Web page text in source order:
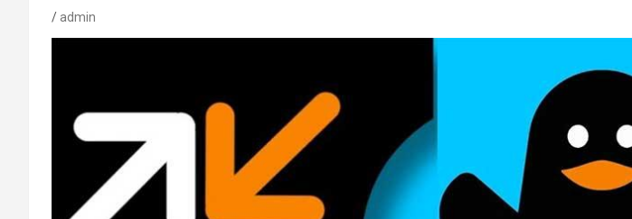
admin